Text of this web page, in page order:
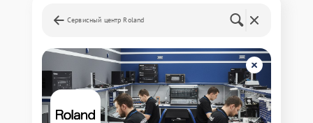
Сервисный центр Roland